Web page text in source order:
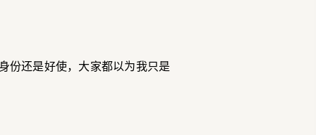
份还是好使，大家都以为我只是